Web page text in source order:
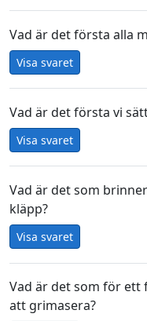
Vad är det första alla
Visa svaret
Vad är det första vi
Visa svaret
Vad är det som
kläpp?
Visa svaret
Vad är det som för
att grimasera?